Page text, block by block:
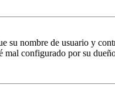
su nombre de usuario y
configurado por su